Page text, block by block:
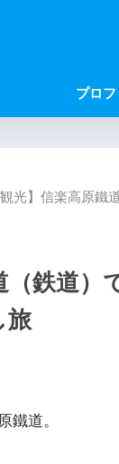
プロ
観光】信楽高原鐵
（鉄道）
旅
鐵道。